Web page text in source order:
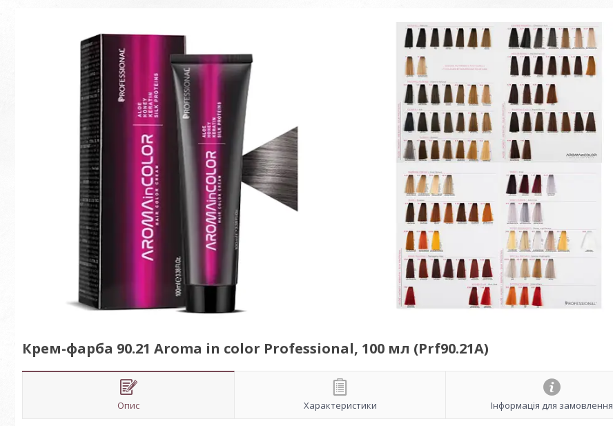
Крем-фарба 90.21 Aroma in color Professional, 100 мл (Prf90.21A)
Опис Характеристики Інформація для замовлення